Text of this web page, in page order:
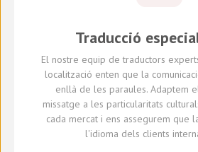
Traducció
El nostre equip de traductors
localització enten que la
enllà de les paraules. Adaptem
missatge a les particularitats
cada mercat i ens assegurem que
l'idioma dels clients